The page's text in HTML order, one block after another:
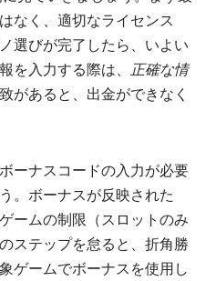
なく、適切なライセンス
選びが完了したら、いよい
を入力する際は、
正確な情
があると、出金ができなく
ーナスコードの入力が必要
。ボーナスが反映された
ームの制限（スロットのみ
ステップを怠ると、折角勝
ゲームでボーナスを使用し